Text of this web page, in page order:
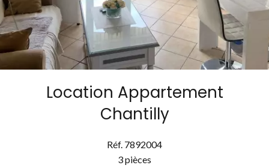
Location Appartement
Chantilly
Réf. 7892004
3 pièces